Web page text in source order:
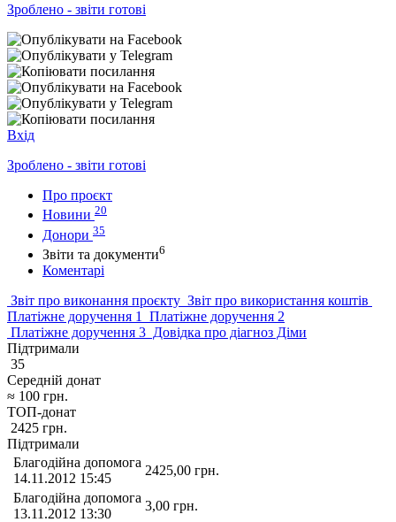
Зроблено - звіти готові
Вхід
Зроблено - звіти готові
Про проєкт
Новини 20
Донори 35
Звіти та документи6
Коментарі
Звіт про виконання проєкту Звіт про використання коштів
Платіжне доручення 1
Платіжне доручення 2
Платіжне доручення 3 Довідка про діагноз Діми
Підтримали
35
Середній донат
≈ 100 грн.
ТОП-донат
2425 грн.
Підтримали
Благодійна допомога
14.11.2012 15:45
2425,00 грн.
Благодійна допомога
13.11.2012 13:30
3,00 грн.